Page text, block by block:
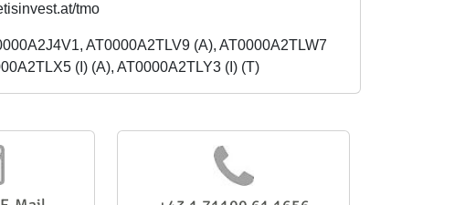
tmo
AT0000A2TLV9 (A), AT0000A2TLW7
(I) (A), AT0000A2TLY3 (I) (T)